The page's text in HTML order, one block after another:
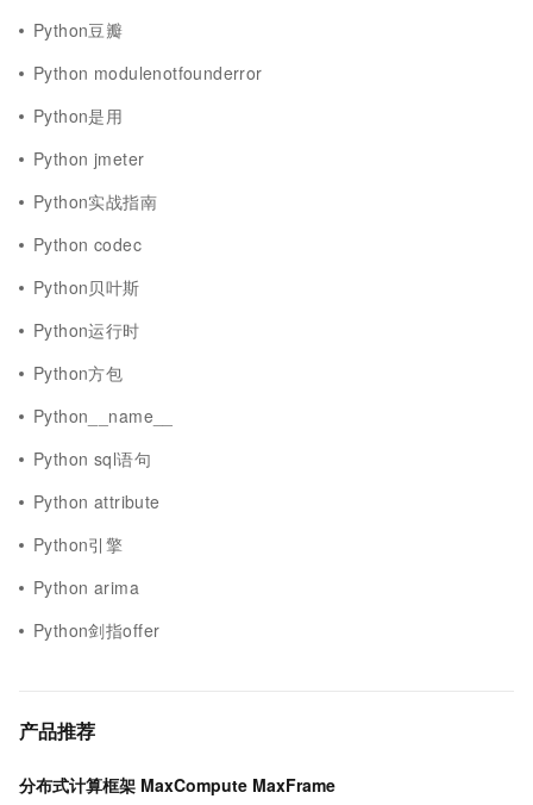
Python豆瓣
Python modulenotfounderror
Python是用
Python jmeter
Python实战指南
Python codec
Python贝叶斯
Python运行时
Python方包
Python__name__
Python sql语句
Python attribute
Python引擎
Python arima
Python剑指offer
产品推荐
分布式计算框架 MaxCompute MaxFrame